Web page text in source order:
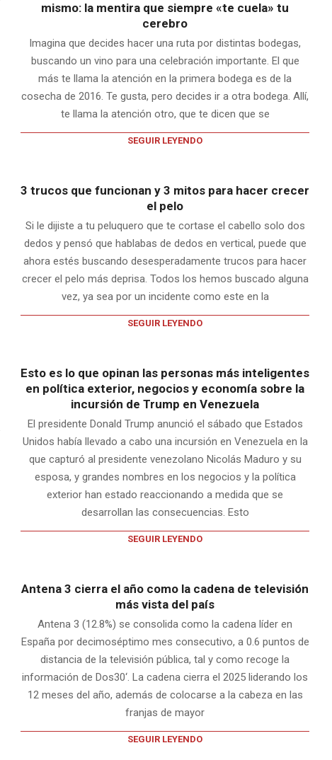
mismo: la mentira que siempre «te cuela» tu
cerebro
Imagina que decides hacer una ruta por distintas bodegas,
buscando un vino para una celebración importante. El que
más te llama la atención en la primera bodega es de la
cosecha de 2016. Te gusta, pero decides ir a otra bodega. Allí,
te llama la atención otro, que te dicen que se
SEGUIR LEYENDO
3 trucos que funcionan y 3 mitos para hacer crecer
el pelo
Si le dijiste a tu peluquero que te cortase el cabello solo dos
dedos y pensó que hablabas de dedos en vertical, puede que
ahora estés buscando desesperadamente trucos para hacer
crecer el pelo más deprisa. Todos los hemos buscado alguna
vez, ya sea por un incidente como este en la
SEGUIR LEYENDO
Esto es lo que opinan las personas más inteligentes
en política exterior, negocios y economía sobre la
incursión de Trump en Venezuela
El presidente Donald Trump anunció el sábado que Estados
Unidos había llevado a cabo una incursión en Venezuela en la
que capturó al presidente venezolano Nicolás Maduro y su
esposa, y grandes nombres en los negocios y la política
exterior han estado reaccionando a medida que se
desarrollan las consecuencias. Esto
SEGUIR LEYENDO
Antena 3 cierra el año como la cadena de televisión
más vista del país
Antena 3 (12.8%) se consolida como la cadena líder en
España por decimoséptimo mes consecutivo, a 0.6 puntos de
distancia de la televisión pública, tal y como recoge la
información de Dos30‘. La cadena cierra el 2025 liderando los
12 meses del año, además de colocarse a la cabeza en las
franjas de mayor
SEGUIR LEYENDO